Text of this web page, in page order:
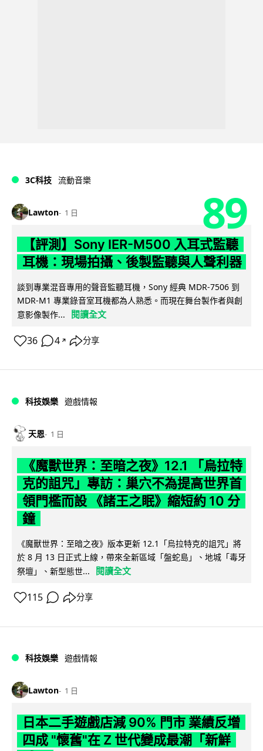
3C科技 流動音樂
Lawton 1 日 89
【評測】Sony IER-M500 入耳式監聽
耳機：現場拍攝、後製監聽與人聲利器
談到專業混音專用的聲音監聽耳機，Sony 經典 MDR-7506 到
MDR-M1 專業錄音室耳機都為人熟悉。而現在舞台製作者與創
意影像製作...
閱讀全文
36 4 ↗ 分享
科技娛樂 遊戲情報
天恩 1 日
《魔獸世界：至暗之夜》12.1 「烏拉特
克的詛咒」專訪：巢穴不為提高世界首
領門檻而設 《諸王之眠》縮短約 10 分
鐘
《魔獸世界：至暗之夜》版本更新 12.1「烏拉特克的詛咒」將
於 8 月 13 日正式上線，帶來全新區域「盤蛇島」、地城「毒牙
祭壇」、新型態世...
閱讀全文
115 分享
科技娛樂 遊戲情報
Lawton 1 日
日本二手遊戲店減 90% 門市 業績反增
四成 "懷舊"在 Z 世代變成最潮「新鮮